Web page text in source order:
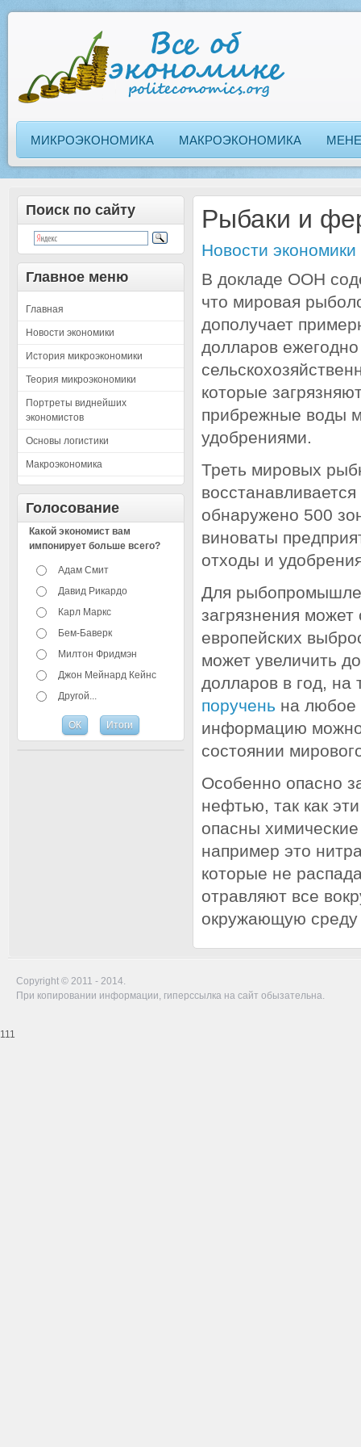
МИКРОЭКОНОМИКА МАКРОЭКОНОМИКА
Поиск по сайту
Главное меню
Главная
Новости экономики
История микроэкономики
Теория микроэкономики
Портреты виднейших
экономистов
Основы логистики
Макроэкономика
Голосование
Какой экономист вам
импонирует больше всего?
Адам Смит
Давид Рикардо
Карл Маркс
Бем-Баверк
Милтон Фридмэн
Джон Мейнард Кейнс
Другой...
Рыбаки и
Новости экономики
В докладе ООН
что мировая
дополучает
долларов ежегодно
которые
прибрежные воды
удобрениями.
Треть мировых
обнаружено 500
виноваты
отходы и
Для
загрязнения
европейских
может увеличить
долларов в год, на
поручень на любое
информацию можно
состоянии
Особенно опасно
нефтью, так как
опасны
например это
которые не
отравляют все
окружающую среду
Copyright © 2011 - 2014.
При копировании информации, гиперссылка на сайт обызательна.
111